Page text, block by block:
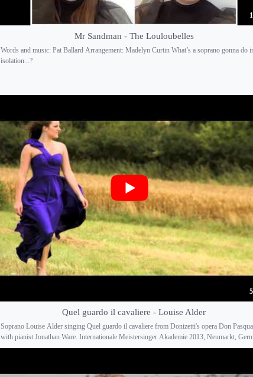
Mr Sandman - The Louloubelles
Words and music: Pat Ballard Arrangement: Madelyn Curtin What’s a soprano gonna do
isolation...?
Quel guardo il cavaliere - Louise Alder
Soprano Louise Alder singing Quel guardo il cavaliere from Donizetti's opera Don
with pianist Jonathan Ware. Internationale Meistersinger Akademie 2013, Neumarkt,